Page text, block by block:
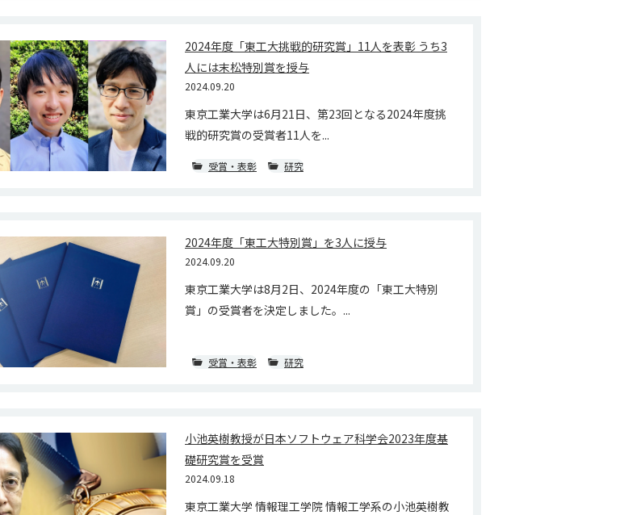
2024年度「東工大挑戦的研究賞」11人を表彰 うち3
人には末松特別賞を授与
2024.09.20
東京工業大学は6月21日、第23回となる2024年度挑
戦的研究賞の受賞者11人を...
受賞・表彰 研究
2024年度「東工大特別賞」を3人に授与
2024.09.20
東京工業大学は8月2日、2024年度の「東工大特別
賞」の受賞者を決定しました。...
受賞・表彰 研究
小池英樹教授が日本ソフトウェア科学会2023年度基
礎研究賞を受賞
2024.09.18
東京工業大学 情報理工学院 情報工学系の小池英樹教